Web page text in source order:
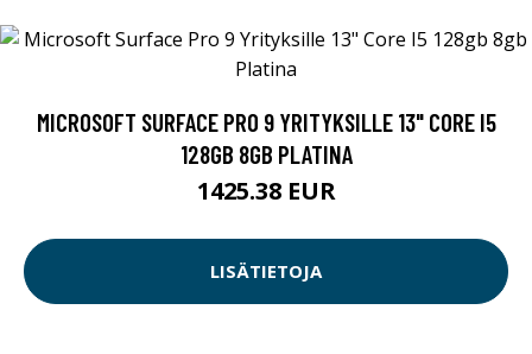
MICROSOFT SURFACE PRO 9 YRITYKSILLE 13" CORE I5
128GB 8GB PLATINA
1425.38 EUR
LISÄTIETOJA